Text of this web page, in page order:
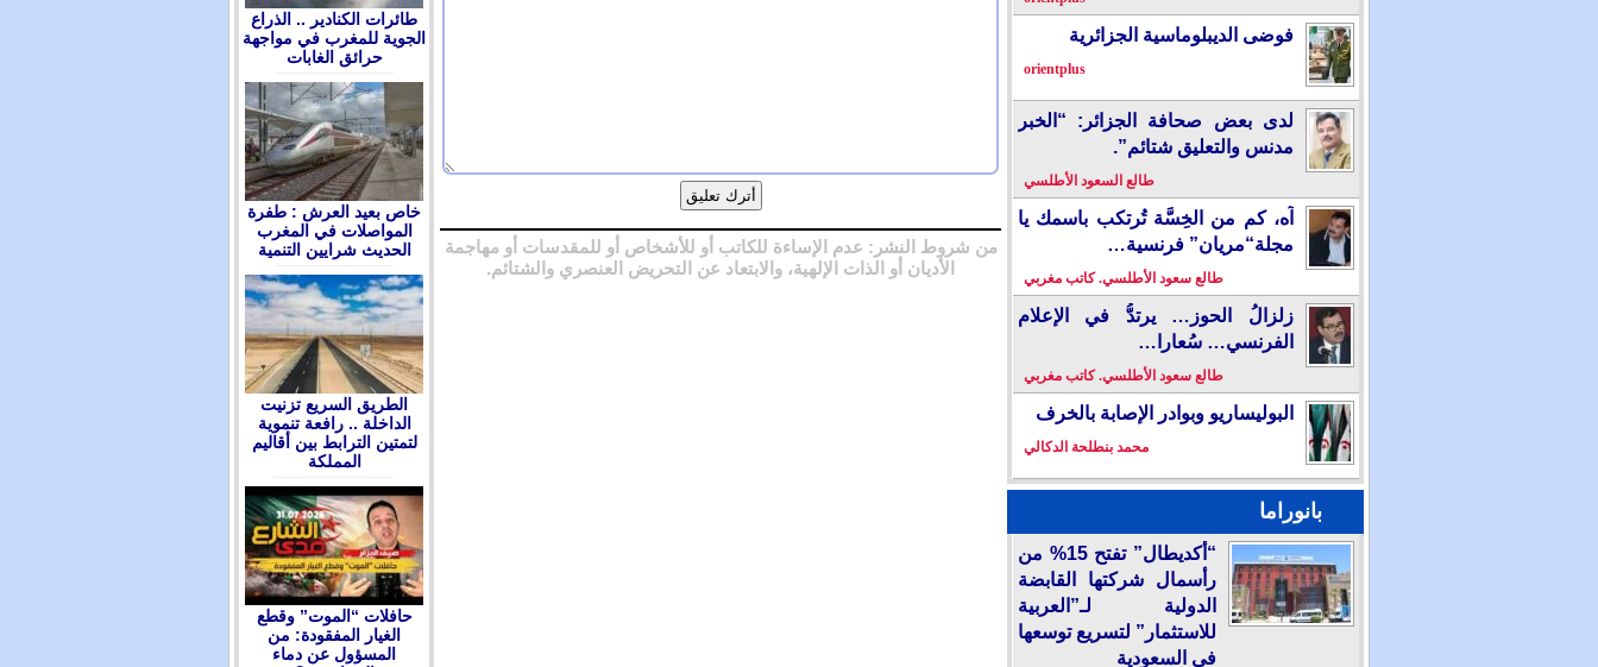
فوضى الديبلوماسية الجزائرية
orientplus
لدى بعض صحافة الجزائر: “الخبر
مدنس والتعليق شتائم”.
طالع السعود الأطلسي
آه، كم من الخِسَّة تُرتكب باسمك يا
مجلة“مريان” فرنسية…
طالع سعود الأطلسي. كاتب مغربي
زلزالُ الحوز… يرتدُّ في الإعلام
الفرنسي… سُعارا…
طالع سعود الأطلسي. كاتب مغربي
البوليساريو وبوادر الإصابة بالخرف
محمد بنطلحة الدكالي
بانوراما
“أكديطال” تفتح 15% من
رأسمال شركتها القابضة
الدولية لـ”العربية
للاستثمار” لتسريع توسعها
في السعودية
من شروط النشر: عدم الإساءة للكاتب أو للأشخاص أو للمقدسات أو مهاجمة
الأديان أو الذات الإلهية، والابتعاد عن التحريض العنصري والشتائم.
طائرات الكنادير .. الذراع
الجوية للمغرب في مواجهة
حرائق الغابات
ﺧﺎﺹ ﺑﻌﻴﺪ ﺍﻟﻌﺮﺵ : ﻃﻔﺮﺓ
ﺍﻟﻤﻮﺍﺻﻼﺕ ﻓﻲ ﺍﻟﻤﻐﺮﺏ
ﺍﻟﺤﺪﻳﺚ ﺷﺮﺍﻳﻴﻦ ﺍﻟﺘﻨﻤﻴﺔ
الطريق السريع تزنيت
الداخلة .. رافعة تنموية
لتمتين الترابط بين أقاليم
المملكة
حافلات “الموت” وقطع
الغيار المفقودة: من
المسؤول عن دماء